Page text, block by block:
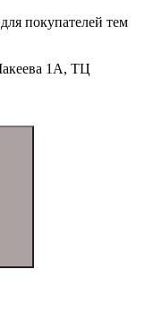
покупателей тем
1А, ТЦ